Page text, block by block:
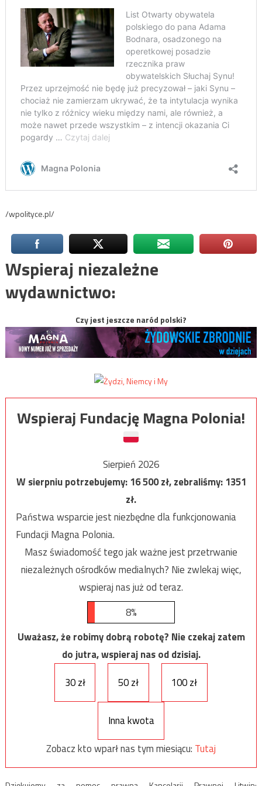
/wpolityce.pl/
Wspieraj niezależne
wydawnictwo:
Czy jest jeszcze naród polski?
Wspieraj Fundację Magna Polonia!
Sierpień 2026
W sierpniu potrzebujemy:16 500zł, zebraliśmy:1351
zł.
Państwa wsparcie jest niezbędne dla funkcjonowania
Fundacji Magna Polonia.
Masz świadomość tego jak ważne jest przetrwanie
niezależnych ośrodków medialnych? Nie zwlekaj więc,
wspieraj nas już od teraz.
8%
Uważasz, że robimy dobrą robotę? Nie czekaj zatem
do jutra, wspieraj nas od dzisiaj.
30 zł
50 zł 100 zł
Inna kwota
Zobacz kto wparł nas tym miesiącu: Tutaj